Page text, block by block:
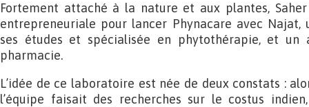
Fortement attaché à la nature et aux plantes,
entrepreneuriale pour lancer Phynacare avec
ses études et spécialisée en phytothérapie, et un
pharmacie.
L’idée de ce laboratoire est née de deux constats :
l’équipe faisait des recherches sur le costus